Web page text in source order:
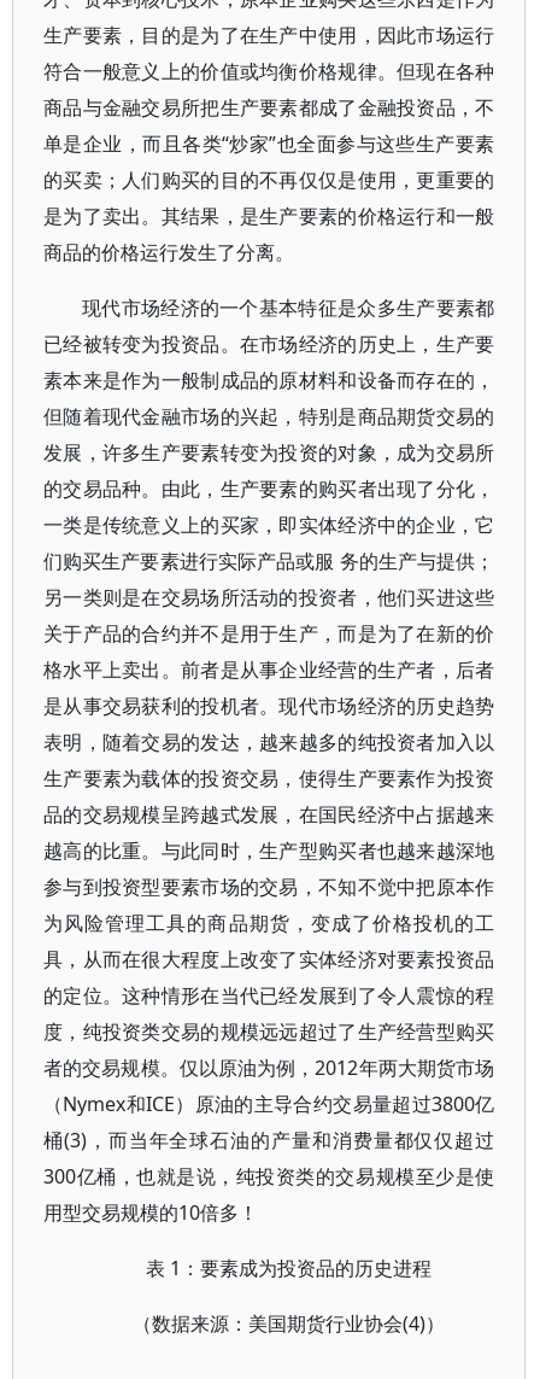
生产要素，目的是为了在生产中使用，因此市场运行
符合一般意义上的价值或均衡价格规律。但现在各种
商品与金融交易所把生产要素都成了金融投资品，不
单是企业，而且各类“炒家”也全面参与这些生产要素
的买卖；人们购买的目的不再仅仅是使用，更重要的
是为了卖出。其结果，是生产要素的价格运行和一般
商品的价格运行发生了分离。
现代市场经济的一个基本特征是众多生产要素都
已经被转变为投资品。在市场经济的历史上，生产要
素本来是作为一般制成品的原材料和设备而存在的，
但随着现代金融市场的兴起，特别是商品期货交易的
发展，许多生产要素转变为投资的对象，成为交易所
的交易品种。由此，生产要素的购买者出现了分化，
一类是传统意义上的买家，即实体经济中的企业，它
们购买生产要素进行实际产品或服 务的生产与提供；
另一类则是在交易场所活动的投资者，他们买进这些
关于产品的合约并不是用于生产，而是为了在新的价
格水平上卖出。前者是从事企业经营的生产者，后者
是从事交易获利的投机者。现代市场经济的历史趋势
表明，随着交易的发达，越来越多的纯投资者加入以
生产要素为载体的投资交易，使得生产要素作为投资
品的交易规模呈跨越式发展，在国民经济中占据越来
越高的比重。与此同时，生产型购买者也越来越深地
参与到投资型要素市场的交易，不知不觉中把原本作
为风险管理工具的商品期货，变成了价格投机的工
具，从而在很大程度上改变了实体经济对要素投资品
的定位。这种情形在当代已经发展到了令人震惊的程
度，纯投资类交易的规模远远超过了生产经营型购买
者的交易规模。仅以原油为例，2012年两大期货市场
（Nymex和ICE）原油的主导合约交易量超过3800亿
桶(3)，而当年全球石油的产量和消费量都仅仅超过
300亿桶，也就是说，纯投资类的交易规模至少是使
用型交易规模的10倍多！
表 1：要素成为投资品的历史进程
（数据来源：美国期货行业协会(4)）